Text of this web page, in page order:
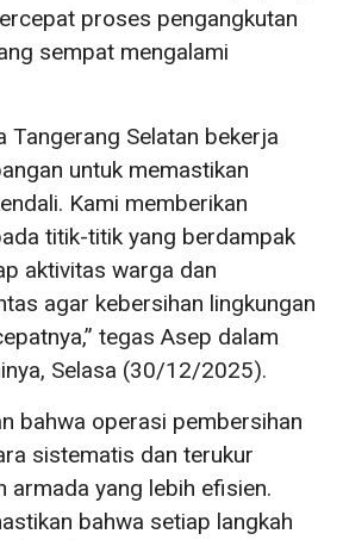
proses pengangkutan
sempat mengalami
Tangerang Selatan bekerja
untuk memastikan
Kami memberikan
titik-titik yang berdampak
aktivitas warga dan
agar kebersihan lingkungan
tegas Asep dalam
Selasa (30/12/2025).
bahwa operasi pembersihan
sistematis dan terukur
armada yang lebih efisien.
bahwa setiap langkah